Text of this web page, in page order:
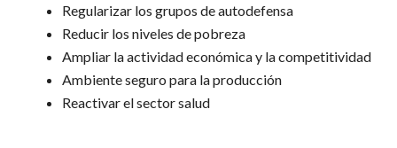
Regularizar los grupos de autodefensa
Reducir los niveles de pobreza
Ampliar la actividad económica y la competitividad
Ambiente seguro para la producción
Reactivar el sector salud